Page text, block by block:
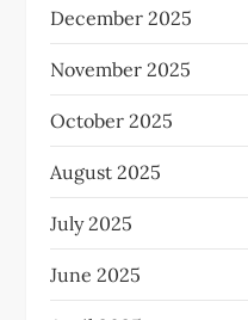
December 2025
November 2025
October 2025
August 2025
July 2025
June 2025